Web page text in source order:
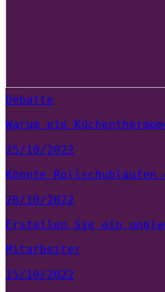
Debatte
Warum ein
25/10/2022
Könnte
20/10/2022
Erstellen Sie ein
Mitarbeiter
15/10/2022